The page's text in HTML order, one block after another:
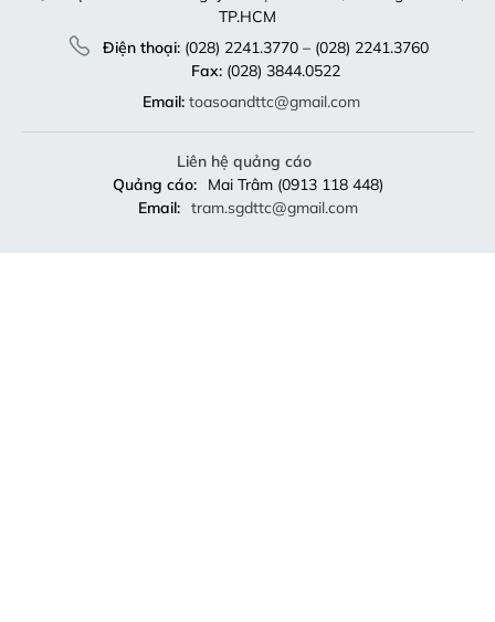
TP.HCM
Điện thoại:(028) 2241.3770 – (028) 2241.3760
Fax:(028) 3844.0522
Email: toasoandttc@gmail.com
Liên hệ quảng cáo
Quảng cáo:
Mai Trâm (0913 118 448)
Email: tram.sgdttc@gmail.com